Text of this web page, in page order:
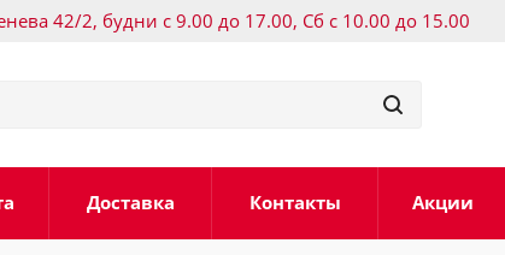
42/2, будни с 9.00 до 17.00, Сб с 10.00 до 15.00
Доставка Контакты Акции